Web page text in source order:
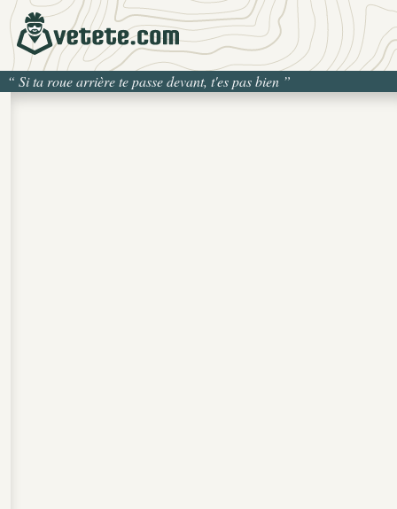
“ Si ta roue arrière te passe devant, t'es pas bien ”